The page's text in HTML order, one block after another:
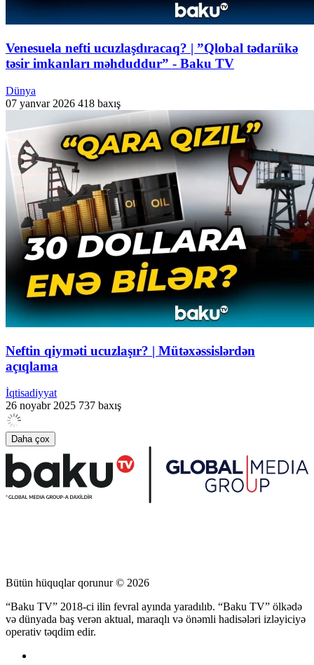
Venesuela nefti ucuzlaşdıracaq? | ”Qlobal tədarükə
təsir imkanları məhduddur” - Baku TV
Dünya
07 yanvar 2026 418 baxış
Neftin qiyməti ucuzlaşır? | Mütəxəssislərdən
açıqlama
İqtisadiyyat
26 noyabr 2025 737 baxış
Daha çox
Bütün hüquqlar qorunur © 2026
“Baku TV” 2018-ci ilin fevral ayında yaradılıb. “Baku TV” ölkədə
və dünyada baş verən aktual, maraqlı və önəmli hadisələri izləyiciyə
operativ təqdim edir.